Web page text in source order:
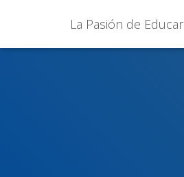
La Pasión de Educar